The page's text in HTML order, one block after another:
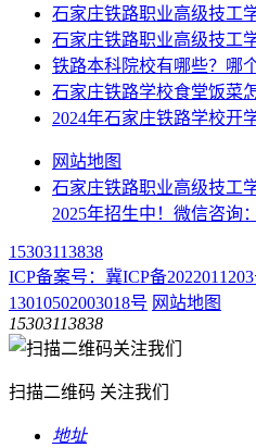
石家庄铁路职业高级技工
石家庄铁路职业高级技工
铁路本科院校有哪些？哪
石家庄铁路学校食堂饭菜
2024年石家庄铁路学校开
网站地图
石家庄铁路职业高级技工
2025年招生中！微信咨询
15303113838
ICP备案号：冀ICP备
13010502003018号 网站地图
15303113838
扫描二维码 关注我们
地址